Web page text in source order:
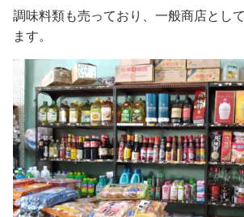
調味料類も売っており、一般商店とし
ます。